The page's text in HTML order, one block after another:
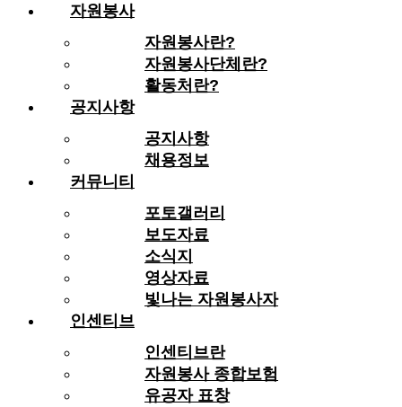
자원봉사
자원봉사란?
자원봉사단체란?
활동처란?
공지사항
공지사항
채용정보
커뮤니티
포토갤러리
보도자료
소식지
영상자료
빛나는 자원봉사자
인센티브
인센티브란
자원봉사 종합보험
유공자 표창